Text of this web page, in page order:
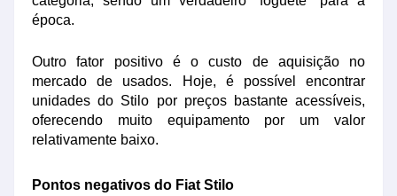
época.
Outro fator positivo é o custo de aquisição no
mercado de usados. Hoje, é possível encontrar
unidades do Stilo por preços bastante acessíveis,
oferecendo muito equipamento por um valor
relativamente baixo.
Pontos negativos do Fiat Stilo